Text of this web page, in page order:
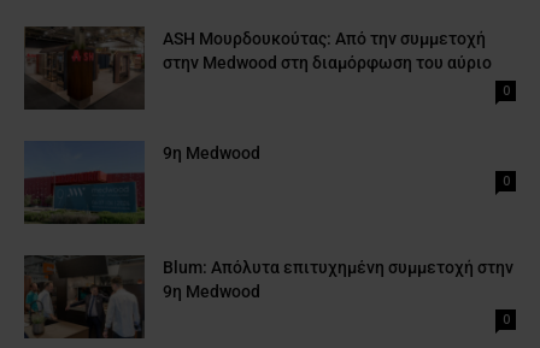
ASH Μουρδουκούτας: Από την συμμετοχή
στην Medwood στη διαμόρφωση του αύριο
0
9η Medwood
0
Blum: Απόλυτα επιτυχημένη συμμετοχή στην
9η Medwood
0